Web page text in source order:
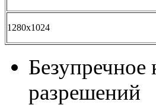
1280x1024
Безупречное
разрешений